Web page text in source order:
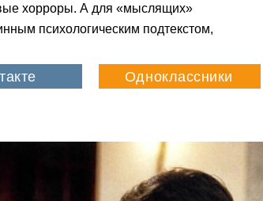
хорроры. А для «мыслящих»
психологическим подтекстом,